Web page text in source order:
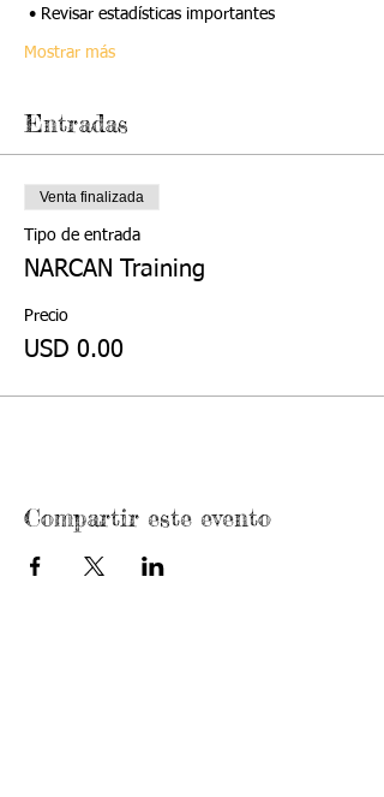
• Revisar estadísticas importantes
Mostrar más
Entradas
Venta finalizada
Tipo de entrada
NARCAN Training
Precio
USD 0.00
Compartir este evento